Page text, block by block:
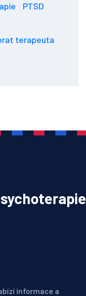
PTSD
terapeuta
informace a